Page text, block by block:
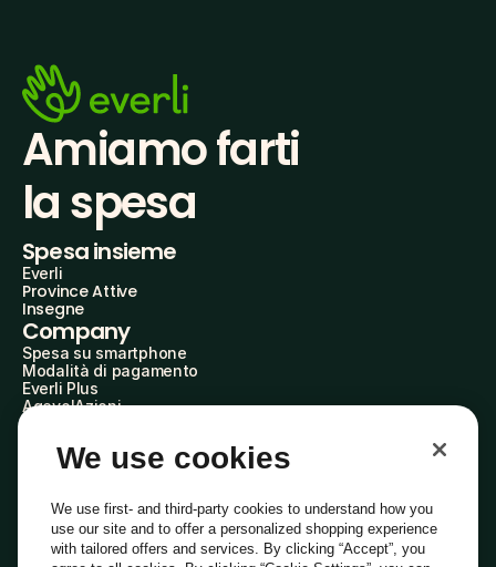
Amiamo farti
la spesa
Spesa insieme
Everli
Province Attive
Insegne
Company
Spesa su smartphone
Modalità di pagamento
Everli Plus
AgevolAzioni
Everli Shoppers
Scopri chi siamo
Domande frequenti
Lavora con noi
We use cookies
We use first- and third-party cookies to understand how you
use our site and to offer a personalized shopping experience
with tailored offers and services. By clicking “Accept”, you